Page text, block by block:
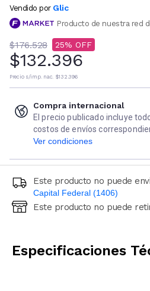
Vendido por Glic
Producto de nuestra red
$176.528 25
$132.396
Precio s/imp. nac. $132.396
Compra internacional
El precio publicado incluye
costos de envíos
Ver condiciones
Este producto no puede
Capital Federal (1406)
Ingresá código postal (sólo
Este producto no puede
Especificaciones